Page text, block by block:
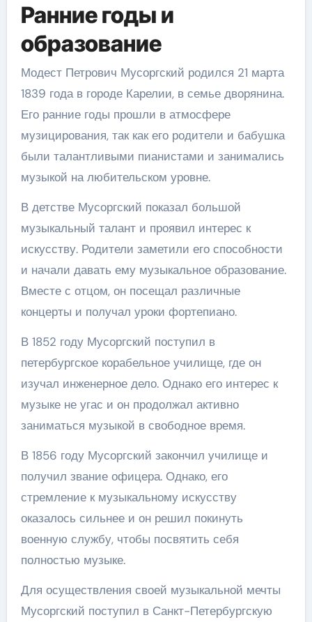
Ранние годы и
образование
Модест Петрович Мусоргский родился 21 марта
1839 года в городе Карелии, в семье дворянина.
Его ранние годы прошли в атмосфере
музицирования, так как его родители и бабушка
были талантливыми пианистами и занимались
музыкой на любительском уровне.
В детстве Мусоргский показал большой
музыкальный талант и проявил интерес к
искусству. Родители заметили его способности
и начали давать ему музыкальное образование.
Вместе с отцом, он посещал различные
концерты и получал уроки фортепиано.
В 1852 году Мусоргский поступил в
петербургское корабельное училище, где он
изучал инженерное дело. Однако его интерес к
музыке не угас и он продолжал активно
заниматься музыкой в свободное время.
В 1856 году Мусоргский закончил училище и
получил звание офицера. Однако, его
стремление к музыкальному искусству
оказалось сильнее и он решил покинуть
военную службу, чтобы посвятить себя
полностью музыке.
Для осуществления своей музыкальной мечты
Мусоргский поступил в Санкт-Петербургскую